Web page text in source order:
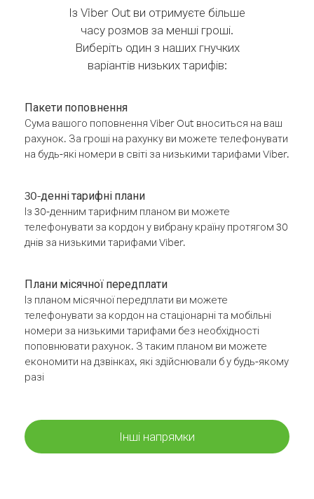
Із Viber Out ви отримуєте більше
часу розмов за менші гроші.
Виберіть один з наших гнучких
варіантів низьких тарифів:
Пакети поповнення
Сума вашого поповнення Viber Out вноситься на ваш
рахунок. За гроші на рахунку ви можете телефонувати
на будь-які номери в світі за низькими тарифами Viber.
30-денні тарифні плани
Із 30-денним тарифним планом ви можете
телефонувати за кордон у вибрану країну протягом 30
днів за низькими тарифами Viber.
Плани місячної передплати
Із планом місячної передплати ви можете
телефонувати за кордон на стаціонарні та мобільні
номери за низькими тарифами без необхідності
поповнювати рахунок. З таким планом ви можете
економити на дзвінках, які здійснювали б у будь-якому
разі
Інші напрямки